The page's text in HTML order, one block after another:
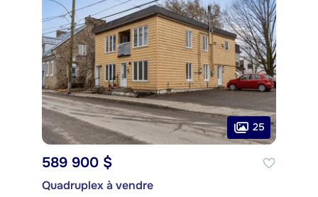
25
589 900 $
Quadruplex à vendre